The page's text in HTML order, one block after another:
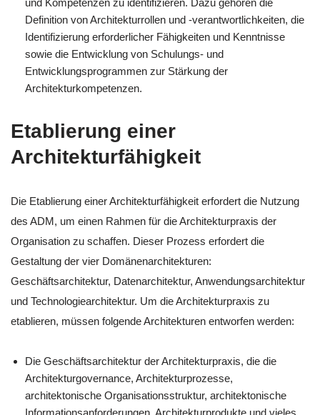
Definition von Architekturrollen und -verantwortlichkeiten, die
Identifizierung erforderlicher Fähigkeiten und Kenntnisse
sowie die Entwicklung von Schulungs- und
Entwicklungsprogrammen zur Stärkung der
Architekturkompetenzen.
Etablierung einer
Architekturfähigkeit
Die Etablierung einer Architekturfähigkeit erfordert die Nutzung
des ADM, um einen Rahmen für die Architekturpraxis der
Organisation zu schaffen. Dieser Prozess erfordert die
Gestaltung der vier Domänenarchitekturen:
Geschäftsarchitektur, Datenarchitektur, Anwendungsarchitektur
und Technologiearchitektur. Um die Architekturpraxis zu
etablieren, müssen folgende Architekturen entworfen werden:
Die Geschäftsarchitektur der Architekturpraxis, die die
Architekturgovernance, Architekturprozesse,
architektonische Organisationsstruktur, architektonische
Informationsanforderungen, Architekturprodukte und vieles